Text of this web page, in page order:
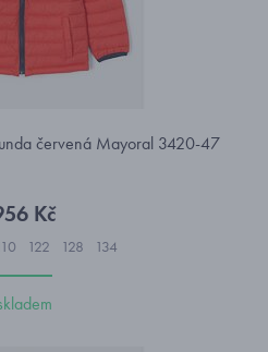
červená Mayoral 3420-47
Kč
122 128 134